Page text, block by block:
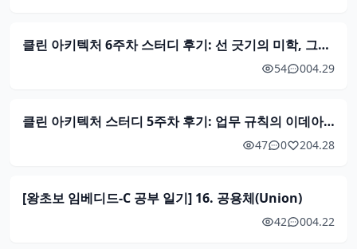
클린 아키텍처 6주차 스터디 후기: 선 긋기의 미학, 그리고 로보틱스 실무 적용 (25장~29장)
54 004.29
클린 아키텍처 스터디 5주차 후기: 업무 규칙의 이데아, 경계의 비용, 그리고 실무적 딜레마 (20장~25장)
47 0 204.28
[왕초보 임베디드-C 공부 일기] 16. 공용체(Union)
42 004.22